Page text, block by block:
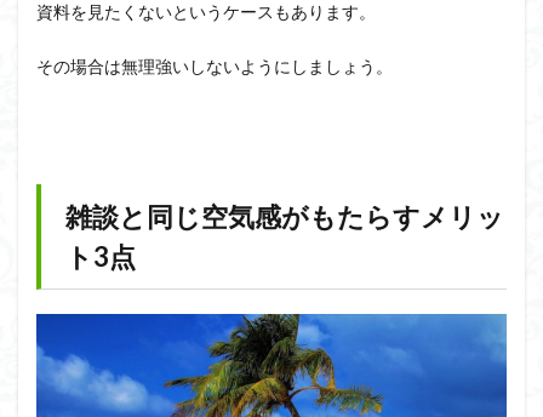
資料を見たくないというケースもあります。
その場合は無理強いしないようにしましょう。
雑談と同じ空気感がもたらすメリッ
ト3点